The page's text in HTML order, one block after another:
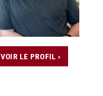
VOIR LE PROFIL ›